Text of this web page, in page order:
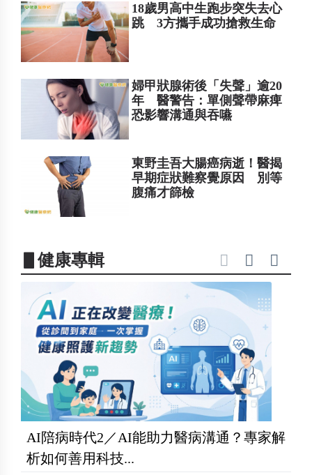
18歲男高中生跑步突失去心
跳 3方攜手成功搶救生命
婦甲狀腺術後「失聲」逾20
年 醫警告：單側聲帶麻痺
恐影響溝通與吞嚥
東野圭吾大腸癌病逝！醫揭
早期症狀難察覺原因 別等
腹痛才篩檢
▋健康專輯
AI陪病時代2／AI能助力醫病溝通？專家解
析如何善用科技...